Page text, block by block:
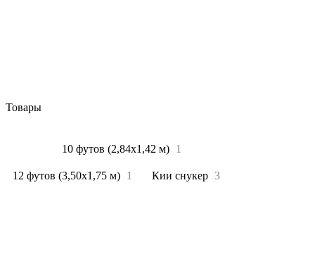
Товары
10 футов (2,84х1,42 м) 1
12 футов (3,50х1,75 м) 1 Кии снукер 3